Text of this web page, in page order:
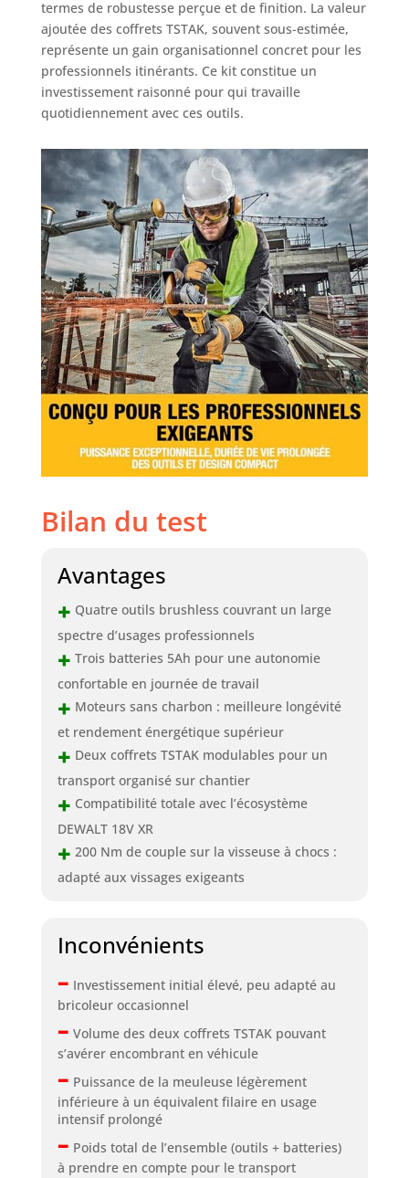
Découvrez notre
large gamme
d'accessoires, y
compris (DT70702-
QZ), (DT20502-QZ)
et (DT70731T-QZ),
spécifique,
vendus
séparément.
termes de robustesse perçue et de finition. La valeur
ajoutée des coffrets TSTAK, souvent sous-estimée,
représente un gain organisationnel concret pour les
professionnels itinérants. Ce kit constitue un
investissement raisonné pour qui travaille
quotidiennement avec ces outils.
Bilan du test
Avantages
+ Quatre outils brushless couvrant un large
spectre d’usages professionnels
+ Trois batteries 5Ah pour une autonomie
confortable en journée de travail
+ Moteurs sans charbon : meilleure longévité
et rendement énergétique supérieur
+ Deux coffrets TSTAK modulables pour un
transport organisé sur chantier
+ Compatibilité totale avec l’écosystème
DEWALT 18V XR
+ 200 Nm de couple sur la visseuse à chocs :
adapté aux vissages exigeants
Inconvénients
– Investissement initial élevé, peu adapté au
bricoleur occasionnel
– Volume des deux coffrets TSTAK pouvant
s’avérer encombrant en véhicule
– Puissance de la meuleuse légèrement
inférieure à un équivalent filaire en usage
intensif prolongé
– Poids total de l’ensemble (outils + batteries)
à prendre en compte pour le transport